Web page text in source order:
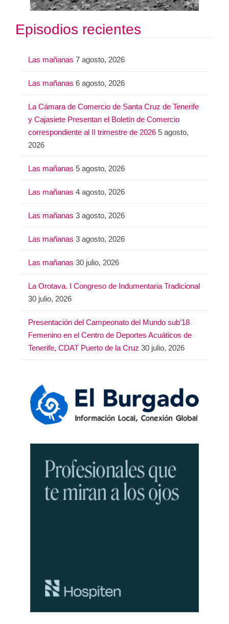
Episodios recientes
Las mañanas 7 agosto, 2026
Las mañanas 6 agosto, 2026
La Cámara de Comercio de Santa Cruz de Tenerife
y Cajasiete Presentan el Boletín de Comercio
correspondiente al II trimestre de 2026 5 agosto,
2026
Las mañanas 5 agosto, 2026
Las mañanas 4 agosto, 2026
Las mañanas 3 agosto, 2026
Las mañanas 3 agosto, 2026
Las mañanas 30 julio, 2026
La Orotava. I Congreso de Indumentaria Tradicional
30 julio, 2026
Presentación del Campeonato del Mundo sub’18
Femenino en el Centro de Deportes Acuáticos de
Tenerife, CDAT Puerto de la Cruz 30 julio, 2026